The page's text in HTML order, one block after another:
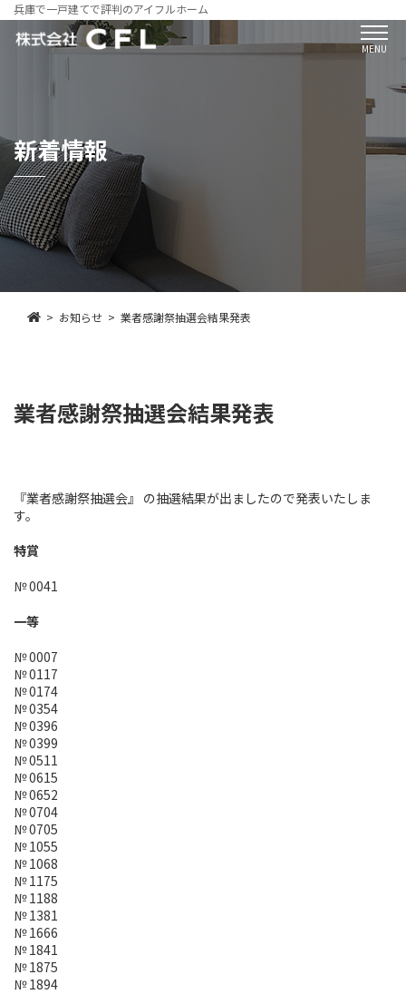
兵庫で一戸建てで評判のアイフルホーム
MENU
新着情報
お知らせ 業者感謝祭抽選会結果発表
業者感謝祭抽選会結果発表
『業者感謝祭抽選会』 の抽選結果が出ましたので発表いたしま
す。
特賞
№ 0041
一等
№ 0007
№ 0117
№ 0174
№ 0354
№ 0396
№ 0399
№ 0511
№ 0615
№ 0652
№ 0704
№ 0705
№ 1055
№ 1068
№ 1175
№ 1188
№ 1381
№ 1666
№ 1841
№ 1875
№ 1894